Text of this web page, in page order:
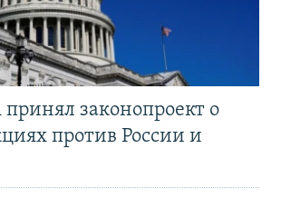
законопроект о
против России и